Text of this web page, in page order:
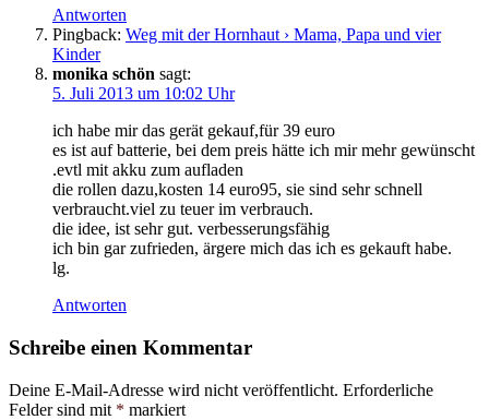
Antworten
Pingback: Weg mit der Hornhaut › Mama, Papa und vier
Kinder
monika schön sagt:
5. Juli 2013 um 10:02 Uhr
ich habe mir das gerät gekauf,für 39 euro
es ist auf batterie, bei dem preis hätte ich mir mehr gewünscht
.evtl mit akku zum aufladen
die rollen dazu,kosten 14 euro95, sie sind sehr schnell
verbraucht.viel zu teuer im verbrauch.
die idee, ist sehr gut. verbesserungsfähig
ich bin gar zufrieden, ärgere mich das ich es gekauft habe.
lg.
Antworten
Schreibe einen Kommentar
Deine E-Mail-Adresse wird nicht veröffentlicht. Erforderliche
Felder sind mit * markiert